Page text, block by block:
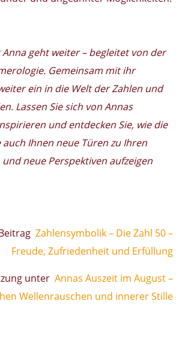
Anna geht weiter – begleitet von der
Gemeinsam mit ihr
ein in die Welt der Zahlen und
Lassen Sie sich von Annas
und entdecken Sie, wie die
Ihnen neue Türen zu Ihren
neue Perspektiven aufzeigen
Zahlensymbolik – Die Zahl 50 –
Freude, Zufriedenheit und Erfüllung
unter Annas Auszeit im August –
Wellenrauschen und innerer Stille